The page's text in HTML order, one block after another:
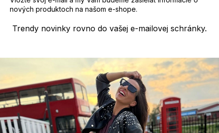
Trendy novinky rovno do vašej e-mailovej schránky.
nových produktoch na našom e-shope.